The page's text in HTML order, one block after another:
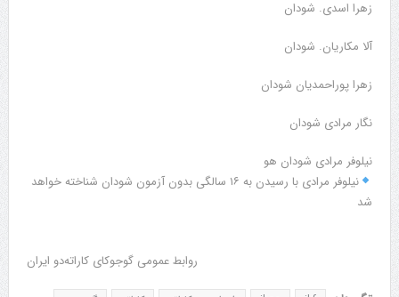
زهرا اسدی. شودان
آلا مکاریان. شودان
زهرا پوراحمدیان شودان
نگار مرادی شودان
نیلوفر مرادی شودان هو
نیلوفر مرادی با رسیدن به ۱۶ سالگی بدون آزمون شودان شناخته خواهد
شد
‌‌روابط عمومی گوجوکای کاراته‌دو ایران